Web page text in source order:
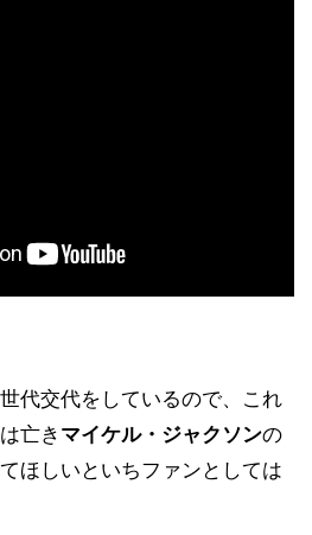
代交代をしているので、これ
亡きマイケル・ジャクソンの
ほしいといちファンとしては